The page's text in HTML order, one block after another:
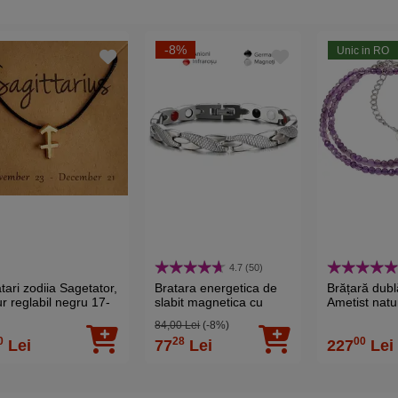
zodiia Sagetator,
reglabil negru 17-
Lei
-8%
4.7 (50)
Bratara energetica de
slabit magnetica cu
anioni, femei si barbati
pentru incheieturi,
84,00 Lei(-8%)
7728 Lei
Unic in RO
Brățară
Ametist
22700 Lei